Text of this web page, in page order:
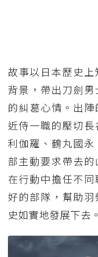
故事以日本歷史
背景，帶出刀劍
的糾葛心情。出
近侍一職的壓切
利伽羅、鶴丸國
部主動要求帶去
在行動中擔任不
好的部隊，幫助
史如實地發展下去。